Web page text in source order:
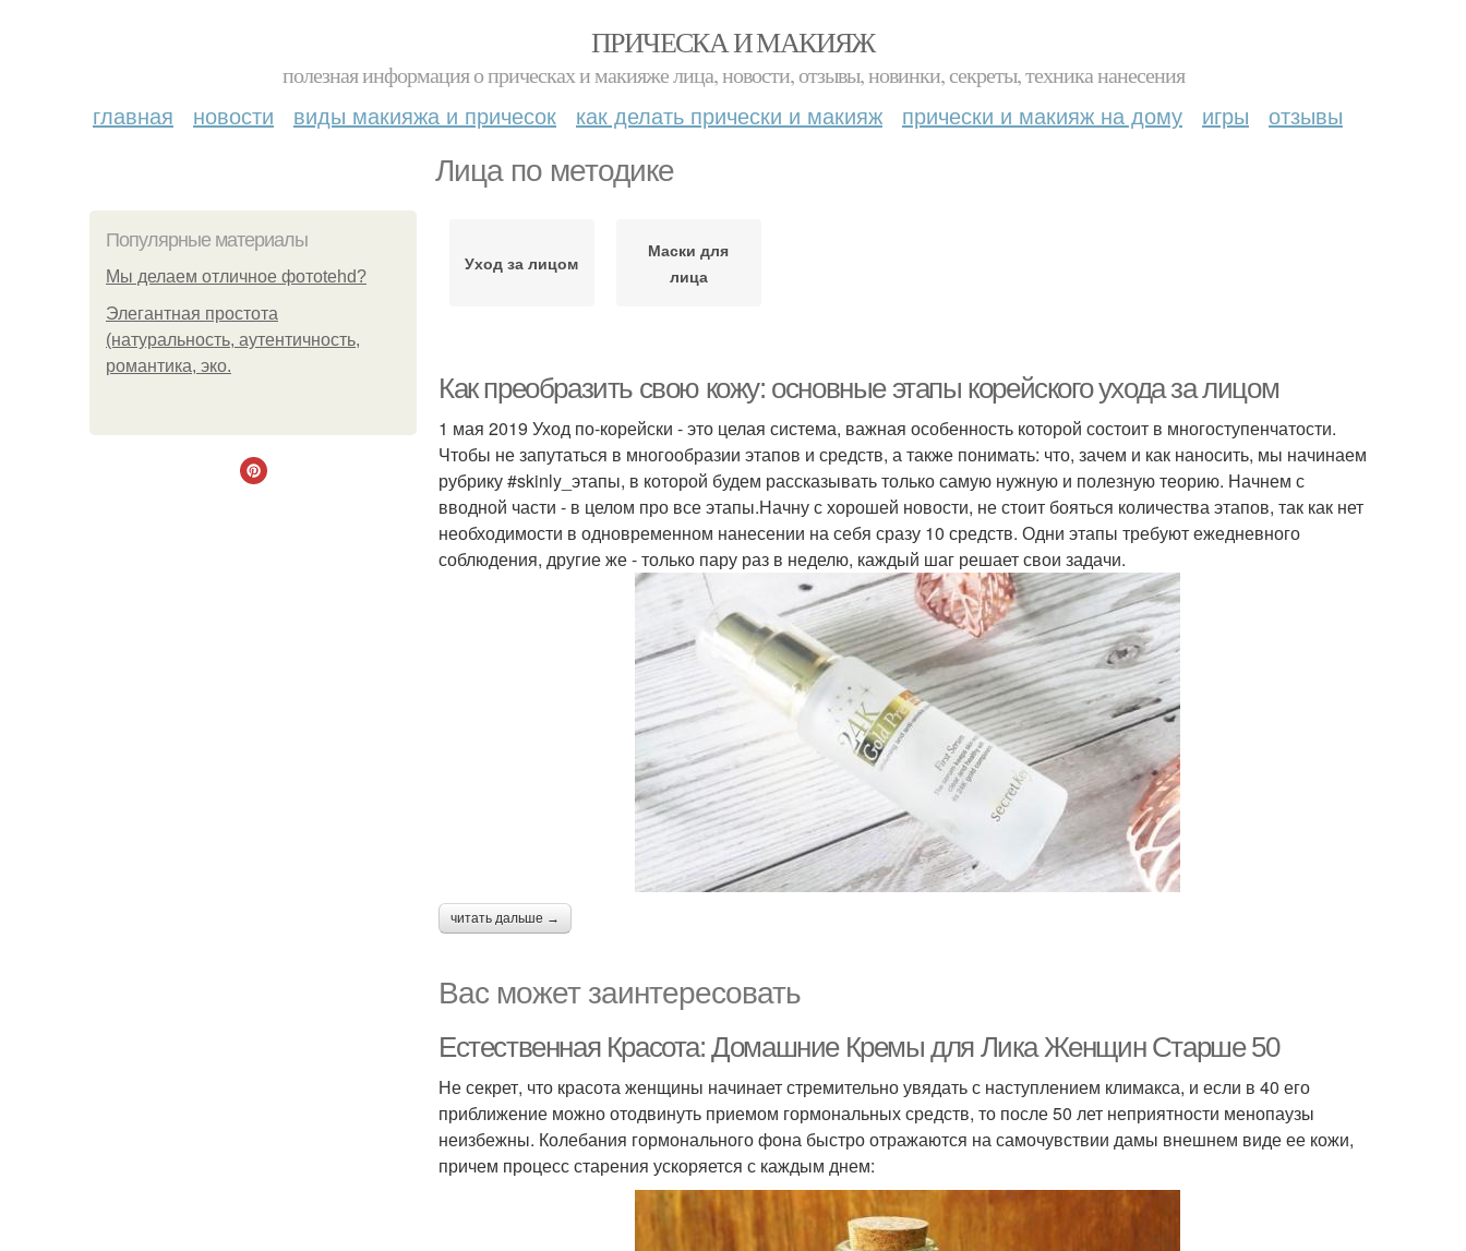
ПРИЧЕСКА И МАКИЯЖ
полезная информация о прическах и макияже лица, новости, отзывы, новинки, секреты, техника нанесения
главная новости виды макияжа и причесок как делать прически и макияж прически и макияж на дому игры отзывы
Лица по методике
Популярные материалы
Мы делаем отличное фотоtehd?
Элегантная простота
(натуральность, аутентичность,
романтика, эко.
Уход за лицом
Маски для
лица
Как преобразить свою кожу: основные этапы корейского ухода за лицом
1 мая 2019 Уход по-корейски - это целая система, важная особенность которой состоит в многоступенчатости.
Чтобы не запутаться в многообразии этапов и средств, а также понимать: что, зачем и как наносить, мы начинаем
рубрику #skinly_этапы, в которой будем рассказывать только самую нужную и полезную теорию. Начнем с
вводной части - в целом про все этапы.Начну с хорошей новости, не стоит бояться количества этапов, так как нет
необходимости в одновременном нанесении на себя сразу 10 средств. Одни этапы требуют ежедневного
соблюдения, другие же - только пару раз в неделю, каждый шаг решает свои задачи.
читать дальше →
Вас может заинтересовать
Естественная Красота: Домашние Кремы для Лика Женщин Старше 50
Не секрет, что красота женщины начинает стремительно увядать с наступлением климакса, и если в 40 его
приближение можно отодвинуть приемом гормональных средств, то после 50 лет неприятности менопаузы
неизбежны. Колебания гормонального фона быстро отражаются на самочувствии дамы внешнем виде ее кожи,
причем процесс старения ускоряется с каждым днем: